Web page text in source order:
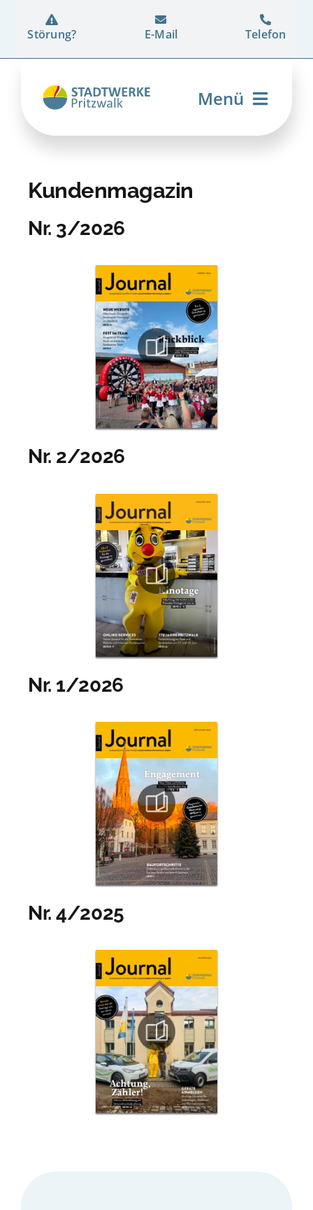
InhaltStörung? E-Mail Telefon
Menü
Erdgas
Unternehmen
Kundenportal
Kundenmagazin
Nr. 3/2026
Nr. 2/2026
Nr. 1/2026
Nr. 4/2025